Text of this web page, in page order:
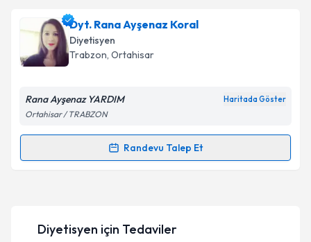
Takvim Talebini Gönder
Dyt. Merve Bayramoğluiçin randevu takvimi talebi
oluşturun. Size bu uzmandan randevu almanız için bir
takvim hazırlandığında e-posta ile bilgilendireceğiz.
Kişisel verilerimin işlenmesine ilişkin
Metni'ni okudum ve kişisel verilerimin belirtilen
Dyt. Rana Ayşenaz Koral
Diyetisyen
Trabzon, Ortahisar
Rana Ayşenaz YARDIM Haritada Göster
Ortahisar / TRABZON
Randevu Talep Et
Randevu Takvimi Talebi
takvim hazırlandığında e-posta ile bilgilendireceğiz.
Diyetisyen için Tedaviler